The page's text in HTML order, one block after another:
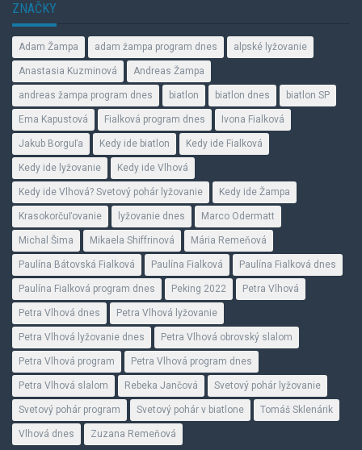
ZNAČKY
Adam Žampa adam žampa program dnes alpské lyžovanie
Anastasia Kuzminová Andreas Žampa
andreas žampa program dnes biatlon biatlon dnes biatlon SP
Ema Kapustová Fialková program dnes Ivona Fialková
Jakub Borguľa Kedy ide biatlon Kedy ide Fialková
Kedy ide lyžovanie Kedy ide Vlhová
Kedy ide Vlhová? Svetový pohár lyžovanie Kedy ide Žampa
Krasokorčuľovanie lyžovanie dnes Marco Odermatt
Michal Šima Mikaela Shiffrinová Mária Remeňová
Paulína Bátovská Fialková Paulína Fialková Paulína Fialková dnes
Paulína Fialková program dnes Peking 2022 Petra Vlhová
Petra Vlhová dnes Petra Vlhová lyžovanie
Petra Vlhová lyžovanie dnes Petra Vlhová obrovský slalom
Petra Vlhová program Petra Vlhová program dnes
Petra Vlhová slalom Rebeka Jančová Svetový pohár lyžovanie
Svetový pohár program Svetový pohár v biatlone Tomáš Sklenárik
Vlhová dnes Zuzana Remeňová